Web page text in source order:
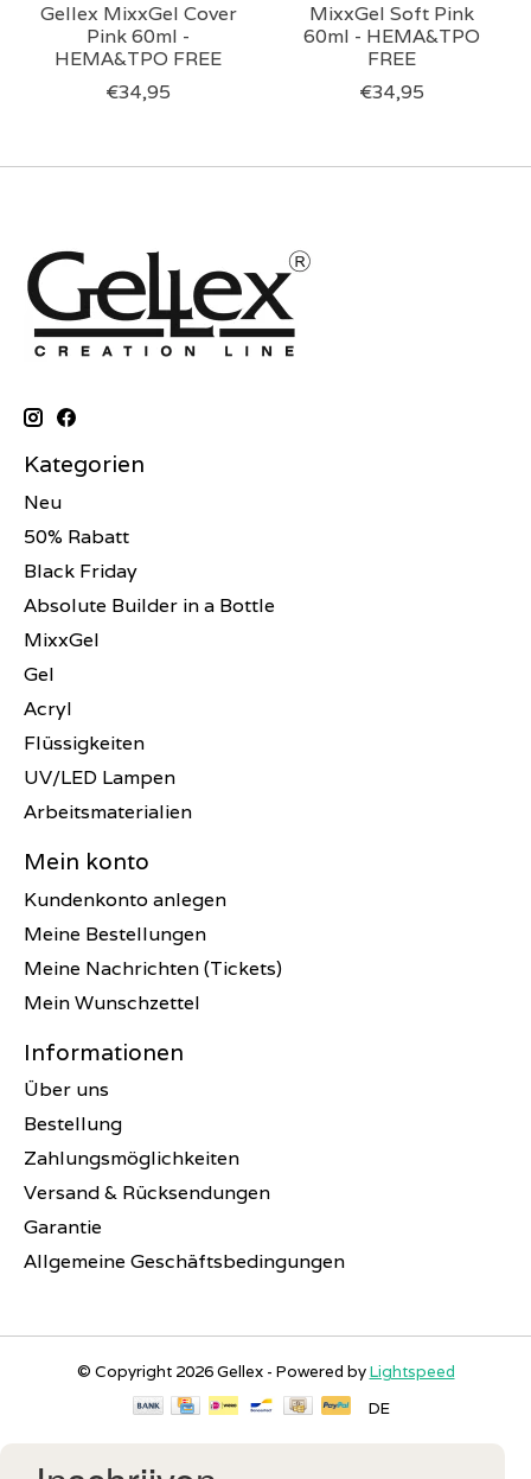
Gellex MixxGel Cover
Pink 60ml -
HEMA&TPO FREE
€34,95
MixxGel Soft Pink
60ml - HEMA&TPO
FREE
€34,95
Kategorien
Neu
50% Rabatt
Black Friday
Absolute Builder in a Bottle
MixxGel
Gel
Acryl
Flüssigkeiten
UV/LED Lampen
Arbeitsmaterialien
Mein konto
Kundenkonto anlegen
Meine Bestellungen
Meine Nachrichten (Tickets)
Mein Wunschzettel
Informationen
Über uns
Bestellung
Zahlungsmöglichkeiten
Versand & Rücksendungen
Garantie
Allgemeine Geschäftsbedingungen
© Copyright 2026 Gellex - Powered byLightspeed
DE